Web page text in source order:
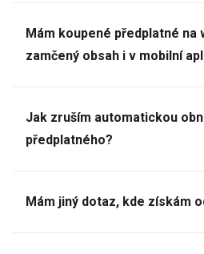
Mám koupené předplatné na
zamčený obsah i v mobilní
Jak zruším automatickou
předplatného?
Mám jiný dotaz, kde získám